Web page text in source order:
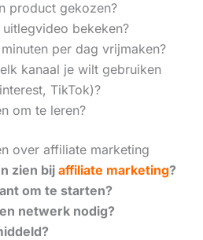
product gekozen?
bekeken?
per dag vrijmaken?
kanaal je wilt gebruiken
TikTok)?
om te leren?
over affiliate marketing
zien bij affiliate marketing?
om te starten?
netwerk nodig?